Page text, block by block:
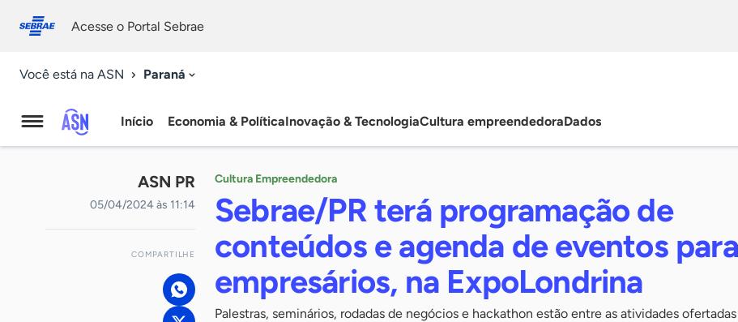
conosco
Acesse o Portal Sebrae
Você está na ASN Paraná
Agência
Sebrae
Notícias
Início Economia & PolíticaInovação & TecnologiaCultura empreendedoraDados
ASN PR
05/04/2024 às 11:14
COMPARTILHE
Cultura Empreendedora
Sebrae/PR terá programação de
conteúdos e agenda de eventos para
empresários, na ExpoLondrina
Palestras, seminários, rodadas de negócios e hackathon estão entre as atividades